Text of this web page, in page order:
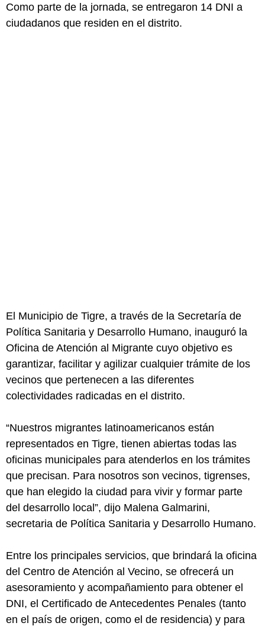
Como parte de la jornada, se entregaron 14 DNI a
ciudadanos que residen en el distrito.
El Municipio de Tigre, a través de la Secretaría de
Política Sanitaria y Desarrollo Humano, inauguró la
Oficina de Atención al Migrante cuyo objetivo es
garantizar, facilitar y agilizar cualquier trámite de los
vecinos que pertenecen a las diferentes
colectividades radicadas en el distrito.
“Nuestros migrantes latinoamericanos están
representados en Tigre, tienen abiertas todas las
oficinas municipales para atenderlos en los trámites
que precisan. Para nosotros son vecinos, tigrenses,
que han elegido la ciudad para vivir y formar parte
del desarrollo local”, dijo Malena Galmarini,
secretaria de Política Sanitaria y Desarrollo Humano.
Entre los principales servicios, que brindará la oficina
del Centro de Atención al Vecino, se ofrecerá un
asesoramiento y acompañamiento para obtener el
DNI, el Certificado de Antecedentes Penales (tanto
en el país de origen, como el de residencia) y para